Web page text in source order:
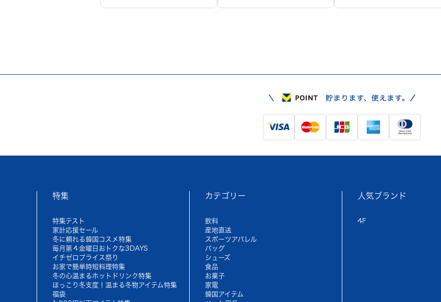
特集
特集テスト
家計応援セール
冬に頼れる韓国コスメ特集
毎月第４金曜日おトクな3DAYS
イチゼロプライス祭り
お家で簡単時短料理特集
冬の心温まるホットドリンク特集
ほっこり冬支度！温まる冬物アイテム特集
福袋
カテゴリー
飲料
産地直送
スポーツアパレル
バッグ
シューズ
食品
お菓子
家電
韓国アイテム
人気ブランド
4F